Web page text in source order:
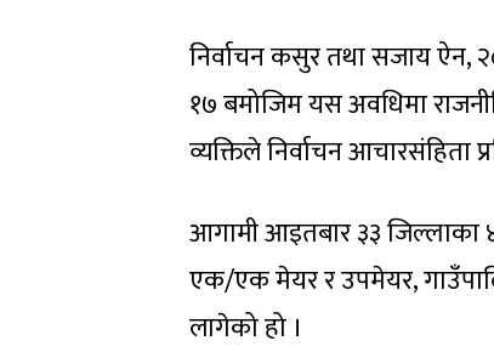
निर्वाचन कसुर तथा सजाय ऐन,
१७ बमोजिम यस अवधिमा
व्यक्तिले निर्वाचन
आगामी आइतबार ३३ जिल्लाका
एक/एक मेयर र उपमेयर,
लागेको हो ।